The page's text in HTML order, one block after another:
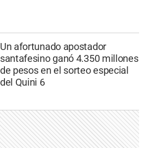
Un afortunado apostador
santafesino ganó 4.350 millones
de pesos en el sorteo especial
del Quini 6